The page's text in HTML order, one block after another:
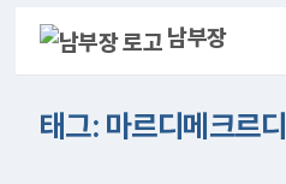
남부장
태그: 마르디메크르디